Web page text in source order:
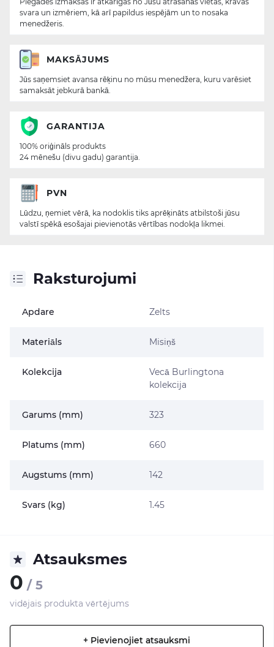
Raksturojumi
Apdare Zelts
Materiāls Misiņš
Kolekcija
Vecā Burlingtona
kolekcija
Garums (mm) 323
Platums (mm) 660
Augstums (mm) 142
Svars (kg) 1.45
Atsauksmes
0 / 5
vidējais produkta vērtējums
+ Pievienojiet atsauksmi
svara un izmēriem, kā arī papildus iespējām un to nosaka
menedžeris.
MAKSĀJUMS
Jūs saņemsiet avansa rēķinu no mūsu menedžera, kuru varēsiet
samaksāt jebkurā bankā.
GARANTIJA
100% oriģināls produkts
24 mēnešu (divu gadu) garantija.
PVN
Lūdzu, ņemiet vērā, ka nodoklis tiks aprēķināts atbilstoši jūsu
valstī spēkā esošajai pievienotās vērtības nodokļa likmei.